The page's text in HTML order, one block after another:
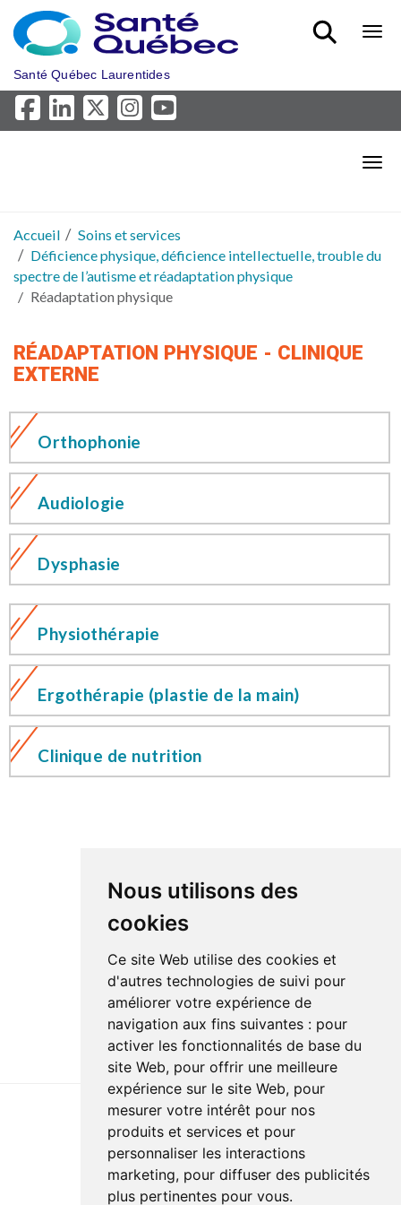
Nous utilisons des
cookies
Ce site Web utilise des cookies et
d'autres technologies de suivi pour
améliorer votre expérience de
navigation aux fins suivantes : pour
activer les fonctionnalités de base du
site Web, pour offrir une meilleure
expérience sur le site Web, pour
mesurer votre intérêt pour nos
produits et services et pour
personnaliser les interactions
marketing, pour diffuser des publicités
plus pertinentes pour vous.
Aller au menu principal
Santé Québec Laurentides
Accueil
Soins et services
Déficience physique, déficience intellectuelle, trouble du
spectre de l’autisme et réadaptation physique
Réadaptation physique
RÉADAPTATION PHYSIQUE - CLINIQUE
EXTERNE
Orthophonie
Audiologie
Dysphasie
Physiothérapie
Ergothérapie (plastie de la main)
Clinique de nutrition
Dernière mise à jour : 15 janvier 2026
Accessibilité
Documentation
Réalisation du site